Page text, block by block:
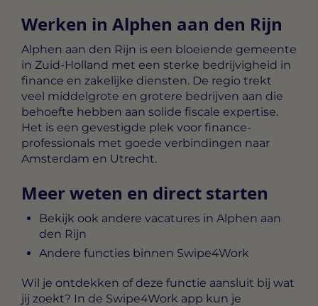
Werken in Alphen aan den Rijn
Alphen aan den Rijn is een bloeiende gemeente
in Zuid-Holland met een sterke bedrijvigheid in
finance en zakelijke diensten. De regio trekt
veel middelgrote en grotere bedrijven aan die
behoefte hebben aan solide fiscale expertise.
Het is een gevestigde plek voor finance-
professionals met goede verbindingen naar
Amsterdam en Utrecht.
Meer weten en direct starten
Bekijk ook andere vacatures in Alphen aan
den Rijn
Andere functies binnen Swipe4Work
Wil je ontdekken of deze functie aansluit bij wat
jij zoekt? In de Swipe4Work app kun je